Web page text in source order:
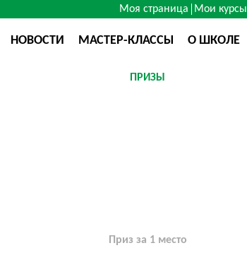
Моя страница Мои курсы
НОВОСТИ МАСТЕР-КЛАССЫ О ШКОЛЕ
ПРИЗЫ
Приз за 1 место